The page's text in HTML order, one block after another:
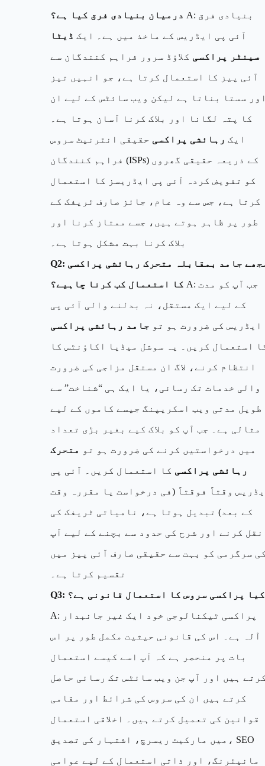
درمیان بنیادی فرق کیا ہے؟ A: بنیادی فرق
آئی پی ایڈریس کے ماخذ میں ہے۔ ایک ڈیٹا
سینٹر پراکسی کلاؤڈ سرور فراہم کنندگان سے
آئی پیز کا استعمال کرتا ہے، جو انہیں تیز
سستا بناتا ہے لیکن ویب سائٹس کے لیے ان
کا پتہ لگانا اور بلاک کرنا آسان ہوتا ہے۔
ایک رہائشی پراکسی حقیقی انٹرنیٹ سروس
فراہم کنندگان (ISPs) کے ذریعہ حقیقی گھروں
کو تفویض کردہ آئی پی ایڈریسز کا استعمال
کرتا ہے، جس سے وہ عام، جائز صارف ٹریفک کے
طور پر ظاہر ہوتے ہیں، جسے ممتاز کرنا اور
بلاک کرنا بہت مشکل ہوتا ہے۔
Q2: مجھے جامد بمقابلہ متحرک رہائشی پراکسی
کا استعمال کب کرنا چاہیے؟ A: جب آپ کو مدت
کے لیے ایک مستقل، نہ بدلنے والی آئی پی
ایڈریس کی ضرورت ہو تو جامد رہائشی پراکسی
استعمال کریں۔ یہ سوشل میڈیا اکاؤنٹس کا
انتظام کرنے، لاگ ان مستقل مزاجی کی ضرورت
والی خدمات تک رسائی، یا ایک ہی “شناخت” سے
طویل مدتی ویب اسکریپنگ جیسے کاموں کے لیے
مثالی ہے۔ جب آپ کو بلاک کیے بغیر بڑی تعداد
میں درخواستیں کرنے کی ضرورت ہو تو متحرک
رہائشی پراکسی کا استعمال کریں۔ آئی پی
وقتاً فوقتاً (فی درخواست یا مقررہ وقت
کے بعد) تبدیل ہوتا ہے، نامیاتی ٹریفک کی
نقل کرنے اور شرح کی حدود سے بچنے کے لیے آپ
سرگرمی کو بہت سے حقیقی صارف آئی پیز میں
تقسیم کرتا ہے۔
Q3: کیا پراکسی سروس کا استعمال قانونی ہے؟
A: پراکسی ٹیکنالوجی خود ایک غیر جانبدار
آلہ ہے۔ اس کی قانونی حیثیت مکمل طور پر اس
بات پر منحصر ہے کہ آپ اسے کیسے استعمال
ہیں اور آپ جن ویب سائٹس تک رسائی حاصل
کرتے ہیں ان کی سروس کی شرائط اور مقامی
قوانین کی تعمیل کرتے ہیں۔ اخلاقی استعمال
میں مارکیٹ ریسرچ، اشتہار کی تصدیق، SEO
مانیٹرنگ، اور ذاتی استعمال کے لیے عوامی